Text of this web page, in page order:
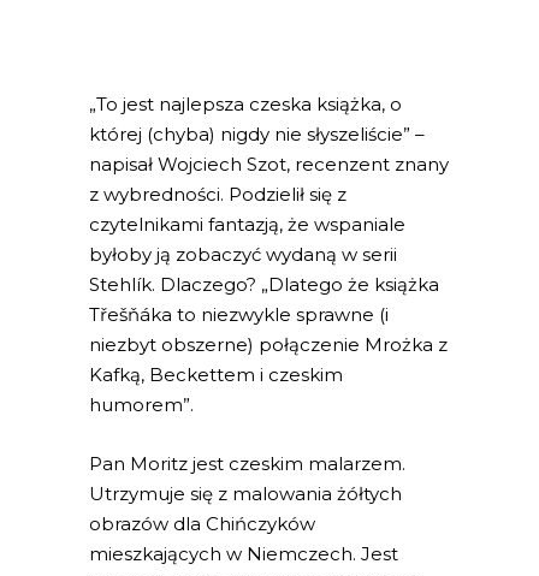
„To jest najlepsza czeska książka, o
której (chyba) nigdy nie słyszeliście” –
napisał Wojciech Szot, recenzent znany
z wybredności. Podzielił się z
czytelnikami fantazją, że wspaniale
byłoby ją zobaczyć wydaną w serii
Stehlík. Dlaczego? „Dlatego że książka
Třešňáka to niezwykle sprawne (i
niezbyt obszerne) połączenie Mrożka z
Kafką, Beckettem i czeskim
humorem”.
Pan Moritz jest czeskim malarzem.
Utrzymuje się z malowania żółtych
obrazów dla Chińczyków
mieszkających w Niemczech. Jest